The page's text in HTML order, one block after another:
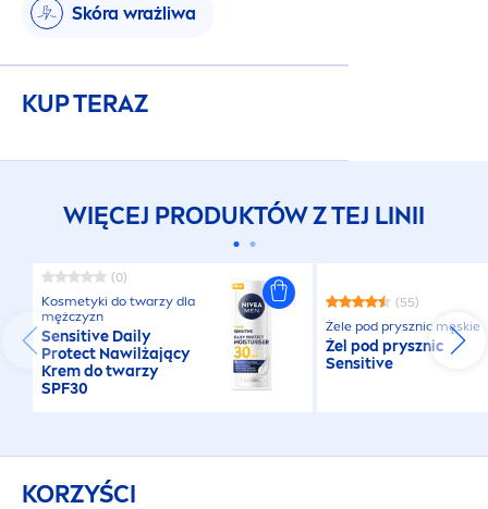
Skóra wrażliwa
KUP TERAZ
WIĘCEJ PRODUKTÓW Z TEJ LINII
(0)
Kosmetyki do twarzy dla
mężczyzn
Sensitive Daily
Protect Nawilżający
Krem do twarzy
SPF30
(55)
Żele pod prysznic męskie
Żel pod prysznic
Sensitive
KORZYŚCI